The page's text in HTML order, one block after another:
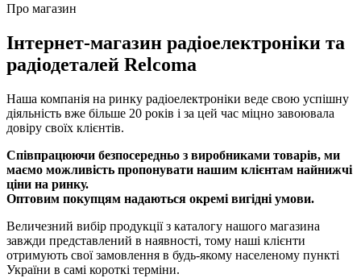
Про магазин
Інтернет-магазин радіоелектроніки та
радіодеталей Relcoma
Наша компанія на ринку радіоелектроніки веде свою успішну
діяльність вже більше 20 років і за цей час міцно завоювала
довіру своїх клієнтів.
Співпрацюючи безпосередньо з виробниками товарів, ми
маємо можливість пропонувати нашим клієнтам найнижчі
ціни на ринку.
Оптовим покупцям надаються окремі вигідні умови.
Величезний вибір продукції з каталогу нашого магазина
завжди представлений в наявності, тому наші клієнти
отримують свої замовлення в будь-якому населеному пункті
України в самі короткі терміни.